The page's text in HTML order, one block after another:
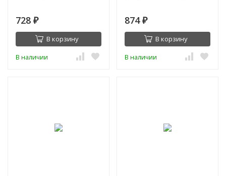
728 ₽
В корзину
В наличии
874 ₽
В корзину
В наличии